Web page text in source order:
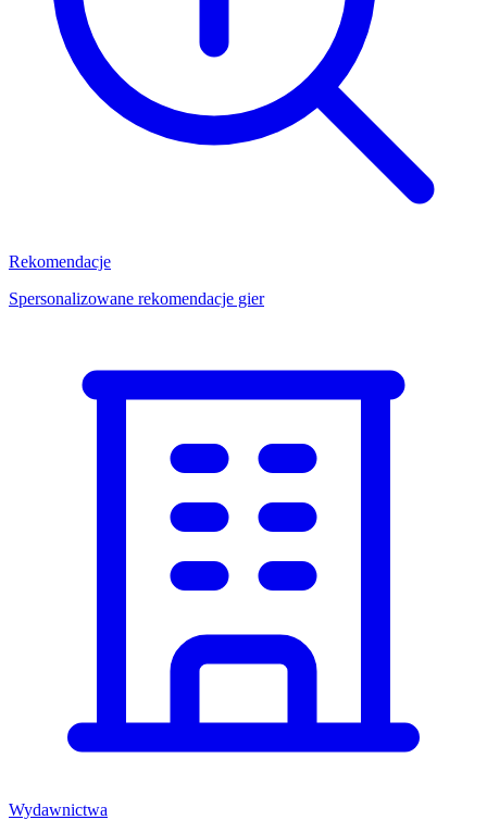
Rekomendacje
Spersonalizowane rekomendacje gier
Wydawnictwa